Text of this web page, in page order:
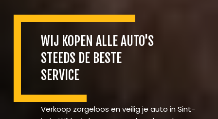
WIJ KOPEN ALLE AUTO'S
STEEDS DE BESTE
SERVICE
Verkoop zorgeloos en veilig je auto in Sint-